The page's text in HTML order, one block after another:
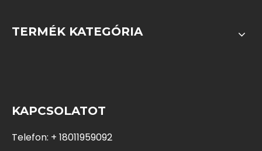
TERMÉK KATEGÓRIA
KAPCSOLATOT
Telefon: + 18011959092